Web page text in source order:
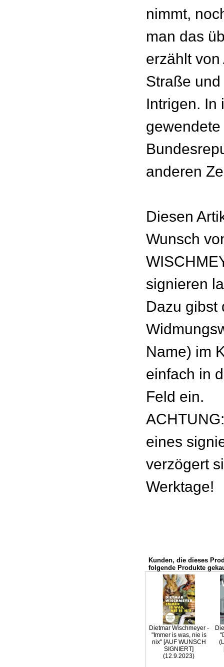
nimmt,
man das
erzählt
Straße
Intrigen. In
anderen
Diesen
Wunsch
signieren
Dazu gibst
Name) im
einfach in
Feld ein.
eines
verzögert
Werktage!
Kunden, die dieses
folgende Produkte
Dietmar Wischmeyer -
"Immer is was, nie is
nix" [AUF WUNSCH
SIGNIERT]
(12.9.2023)